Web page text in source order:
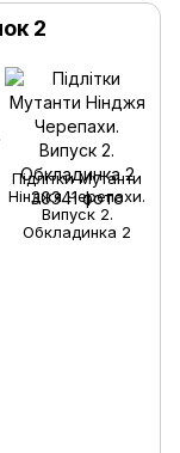
2
Підлітки Мутанти
Нінджя Черепахи.
Випуск 2.
Обкладинка 2